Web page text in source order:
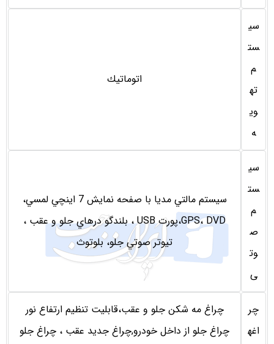
سی
ست
م
ته
وی
ه
اتوماتيك
سی
ست
م
ص
وت
ی
سيستم مالتي مديا با صفحه نمايش 7 اينچي لمسي،
GPS، DVD،پورت USB ، بلندگو درهاي جلو و عقب ،
تيوتر صوتي جلو، بلوتوث
چر
اغه
چراغ مه شكن جلو و عقب،قابليت تنظيم ارتفاع نور
چراغ جلو از داخل خودرو,چراغ جديد عقب ، چراغ جلو